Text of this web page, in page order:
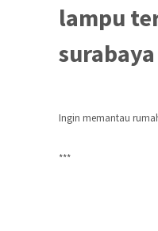
lampu
Ingin memantau
***